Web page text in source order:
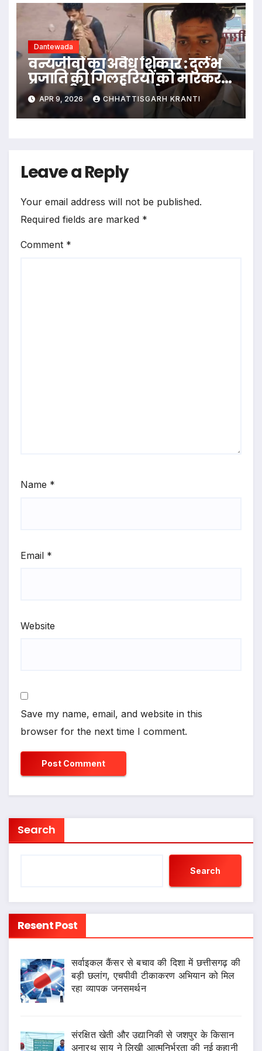
Dantewada
वन्यजीवों का अवैध शिकार : दुर्लभ
प्रजाति की गिलहरियों को मारकर
नक्सली हिड़मा के गाने पर Reel
बनाकर इंस्टाग्राम पर डाला,
शिकारी गिरफ्तार
APR 9, 2026 CHHATTISGARH KRANTI
Leave a Reply
Your email address will not be published.
Required fields are marked *
Comment *
Name *
Email *
Website
Save my name, email, and website in this
browser for the next time I comment.
Search
Search
Resent Post
सर्वाइकल कैंसर से बचाव की दिशा में छत्तीसगढ़ की
बड़ी छलांग, एचपीवी टीकाकरण अभियान को मिल
रहा व्यापक जनसमर्थन
संरक्षित खेती और उद्यानिकी से जशपुर के किसान
अनारथ साय ने लिखी आत्मनिर्भरता की नई कहानी